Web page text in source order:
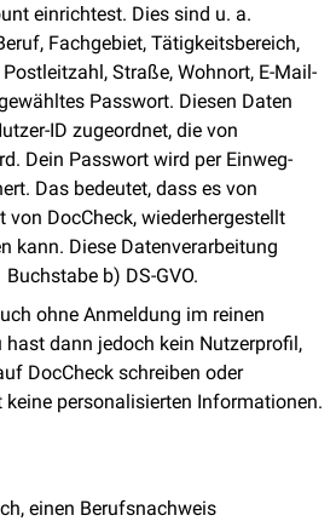
einrichtest. Dies sind u. a.
Fachgebiet, Tätigkeitsbereich,
Straße, Wohnort, E-Mail-
Passwort. Diesen Daten
ID zugeordnet, die von
Dein Passwort wird per Einweg-
Das bedeutet, dass es von
von DocCheck, wiederhergestellt
kann. Diese Datenverarbeitung
b) DS-GVO.
ohne Anmeldung im reinen
hast dann jedoch kein Nutzerprofil,
DocCheck schreiben oder
personalisierten Informationen.
einen Berufsnachweis